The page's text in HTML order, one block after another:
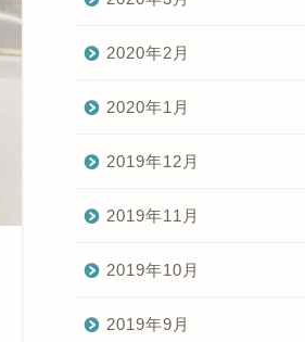
2020年2月
2020年1月
2019年12月
2019年11月
2019年10月
2019年9月